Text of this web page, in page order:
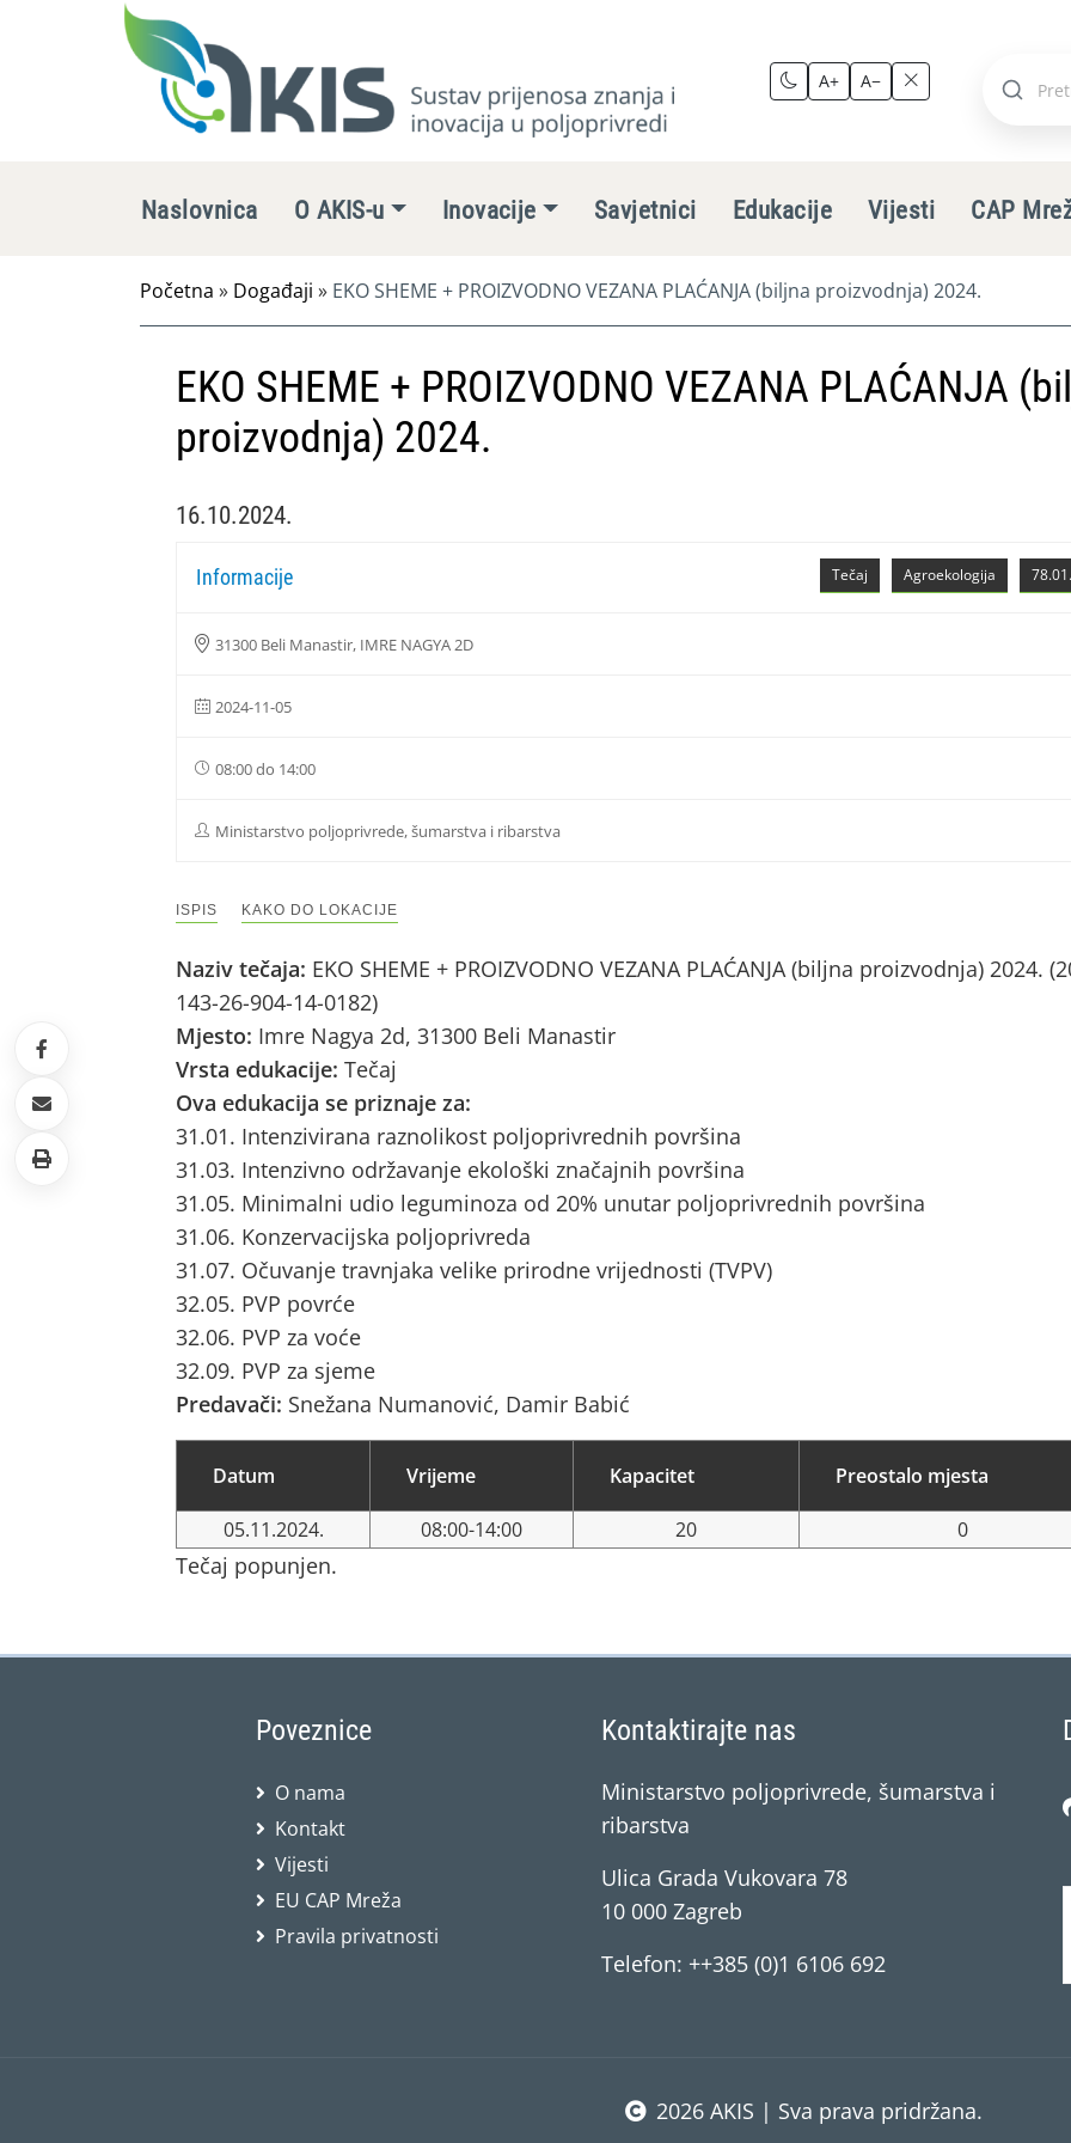
A+ A−
Pretraži
Naslovnica O AKIS-u Inovacije Savjetnici Edukacije Vijesti CAP
Početna » Događaji » EKO SHEME + PROIZVODNO VEZANA PLAĆANJA (biljna proizvodnja) 2024.
EKO SHEME + PROIZVODNO VEZANA PLAĆANJA
proizvodnja) 2024.
16.10.2024.
Agroekologija
Tečaj
Informacije
31300 Beli Manastir, IMRE NAGYA 2D
2024-11-05
08:00 do 14:00
Ministarstvo poljoprivrede, šumarstva i ribarstva
ISPIS KAKO DO LOKACIJE
Naziv tečaja: EKO SHEME + PROIZVODNO VEZANA PLAĆANJA (biljna proizvodnja) 2024.
143-26-904-14-0182)
Mjesto: Imre Nagya 2d, 31300 Beli Manastir
Vrsta edukacije: Tečaj
Ova edukacija se priznaje za:
31.01. Intenzivirana raznolikost poljoprivrednih površina
31.03. Intenzivno održavanje ekološki značajnih površina
31.05. Minimalni udio leguminoza od 20% unutar poljoprivrednih površina
31.06. Konzervacijska poljoprivreda
31.07. Očuvanje travnjaka velike prirodne vrijednosti (TVPV)
32.05. PVP povrće
32.06. PVP za voće
32.09. PVP za sjeme
Predavači: Snežana Numanović, Damir Babić
Datum Vrijeme Kapacitet Preostalo mjesta
05.11.2024. 08:00-14:00 20 0
Tečaj popunjen.
Poveznice
O nama
Kontakt
Vijesti
EU CAP Mreža
Pravila privatnosti
Kontaktirajte nas
Ministarstvo poljoprivrede, šumarstva i
ribarstva
Ulica Grada Vukovara 78
10 000 Zagreb
Telefon: ++385 (0)1 6106 692
2026 AKIS | Sva prava pridržana.